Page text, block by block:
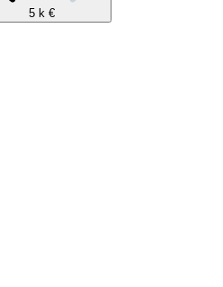
5 k €